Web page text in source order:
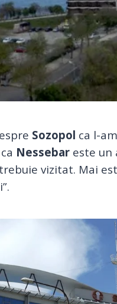
Sozopol ca l-
Nessebar este un
vizitat. Mai